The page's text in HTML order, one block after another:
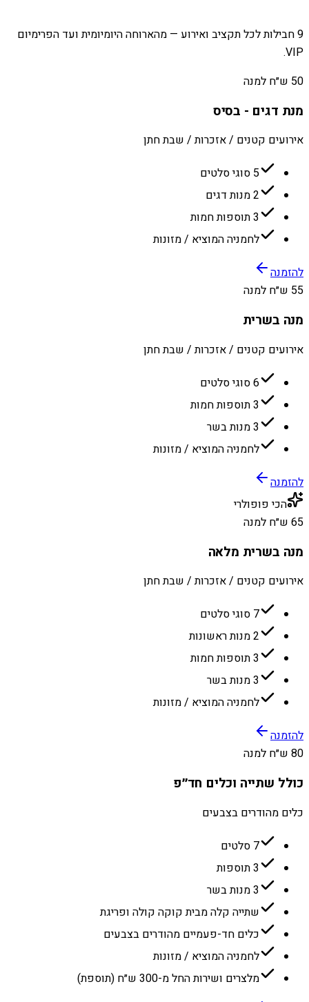
9 חבילות לכל תקציב ואירוע — מהארוחה היומיומית ועד הפרימיום
VIP.
50 ש״ח למנה
מנת דגים - בסיס
אירועים קטנים / אזכרות / שבת חתן
5 סוגי סלטים
2 מנות דגים
3 תוספות חמות
לחמניה המוציא / מזונות
להזמנה
55 ש״ח למנה
מנה בשרית
אירועים קטנים / אזכרות / שבת חתן
6 סוגי סלטים
3 תוספות חמות
3 מנות בשר
לחמניה המוציא / מזונות
להזמנה
הכי פופולרי
65 ש״ח למנה
מנה בשרית מלאה
אירועים קטנים / אזכרות / שבת חתן
7 סוגי סלטים
2 מנות ראשונות
3 תוספות חמות
3 מנות בשר
לחמניה המוציא / מזונות
להזמנה
80 ש״ח למנה
כולל שתייה וכלים חד״פ
כלים מהודרים בצבעים
7 סלטים
3 תוספות
3 מנות בשר
שתייה קלה מבית קוקה קולה ופריגת
כלים חד-פעמיים מהודרים בצבעים
לחמניה המוציא / מזונות
מלצרים ושירות החל מ-300 ש״ח (תוספת)